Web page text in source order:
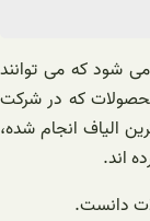
شود که می توانند
که در شرکت
الیاف انجام شده،
اند.
دانست.